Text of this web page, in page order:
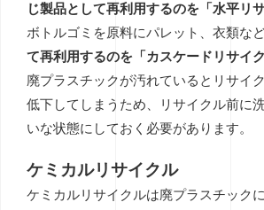
じ製品として再利用するのを「水平リサ
ボトルゴミを原料にパレット、衣類な
て再利用するのを「カスケードリサイク
廃プラスチックが汚れているとリサイ
低下してしまうため、リサイクル前に
いな状態にしておく必要があります。
ケミカルリサイクル
ケミカルリサイクルは廃プラスチック